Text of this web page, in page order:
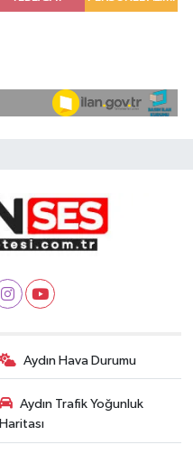
Aydın Hava Durumu
Aydın Trafik Yoğunluk
Haritası